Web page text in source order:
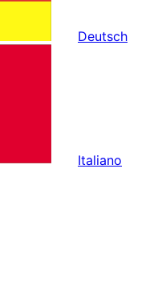
Deutsch
Italiano